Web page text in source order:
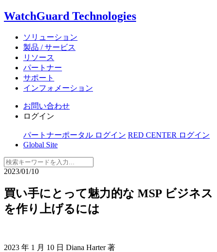
WatchGuard Technologies
ソリューション
製品 / サービス
リソース
パートナー
サポート
インフォメーション
お問い合わせ
ログイン
パートナーポータル ログイン RED CENTER ログイン
Global Site
2023/01/10
買い手にとって魅力的な MSP ビジネス
を作り上げるには
2023 年 1 月 10 日 Diana Harter 著